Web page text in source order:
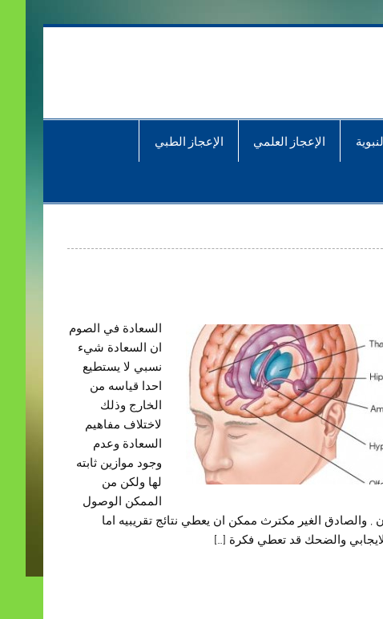
الإعجاز العلمي الإعجاز الطبي
السعادة في الصوم
ان السعادة شيء
نسبي لا يستطيع
احدا قياسه من
الخارج وذلك
لاختلاف مفاهيم
السعادة وعدم
وجود موازين ثابته
لها ولكن من
الممكن الوصول
, والصادق الغير مكترث ممكن ان يعطي نتائج تقريبيه اما
والضحك قد تعطي فكرة […]